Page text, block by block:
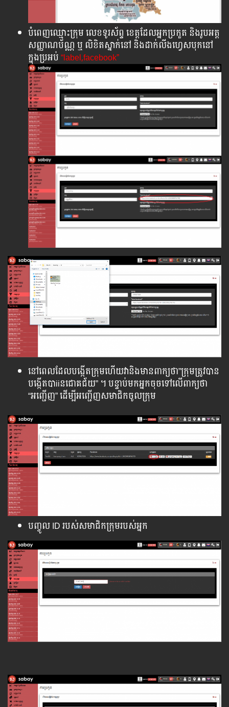
បំពេញឈ្មោះក្រុម លេខទូរស័ព្ទ ខេត្តដែលអ្នកប្រកួត និងរូបអត្ត
សញ្ញាណប័ណ្ណ​ ឬ លិខិតស្នាក់នៅ​ និងដាក់លីងហ្វេសបុកនៅ
ក្នុងប្រអប់“label,facebook”
នៅពេលដែលបង្កើតក្រុមហើយវានិងមានពាក្យថា”ក្រុមត្រូវបាន
បង្កើតបាiiនជោគជ័យ” ។​ បន្ទាប់មក​អ្នកចុចទៅលើពាក្យថា
“អញ្ជើញ” ដើម្បីអញ្ជើញសមាជិកចូលក្រុម
បញ្ចូល ID របស់សមាជិកក្រុមរបស់អ្នក